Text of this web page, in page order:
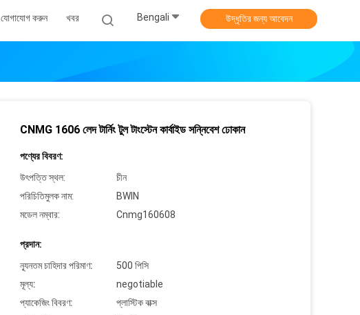
যোগাযোগ করুন খবর Bengali উদ্ধৃতির জন্য আবেদন
CNMG 1606 লেদ টার্নিং টুল টাংস্টেন কার্বাইড সন্নিবেশ ঢোকান
পণ্যের বিবরণ:
উৎপত্তি স্থল:
চীন
পরিচিতিমুলক নাম:
BWIN
মডেল নম্বার:
Cnmg160608
প্রদান:
ন্যূনতম চাহিদার পরিমাণ:
500 পিসি
মূল্য:
negotiable
প্যাকেজিং বিবরণ:
প্লাস্টিক বাক্স